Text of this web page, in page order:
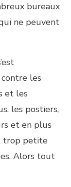
bureaux
ne peuvent
les
et les
les postiers,
et en plus
trop petite
Alors tout